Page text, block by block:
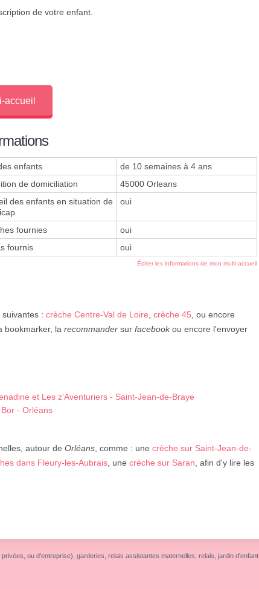
de votre enfant.
accueil
enfants
de 10 semaines à 4 ans
de domiciliation
45000 Orleans
des enfants en situation de
oui
fournies
oui
fournis
oui
Éditer les informations de mon multi-accueil
: crèche Centre-Val de Loire, crèche 45, ou encore
bookmarker, la recommander sur facebookou encore l'envoyer
et Les z'Aventuriers - Saint-Jean-de-Braye
Bor - Orléans
autour de Orléans, comme : une crèche sur Saint-Jean-de-
dans Fleury-les-Aubrais, une crèche sur Saran, afin d'y lire les
ou d'entreprise), garderies, relais assistantes maternelles, relais, jardin d'enfant,